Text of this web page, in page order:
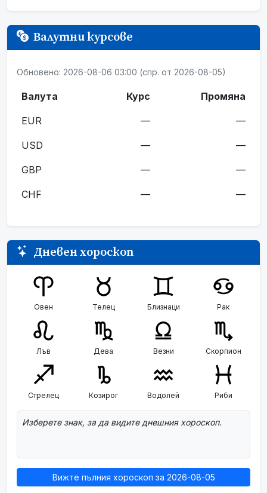
Валутни курсове
Валута Курс Промяна
EUR — —
USD — —
GBP — —
CHF — —
Обновено: 2026-08-06 03:00 (спр. от 2026-08-05)
Дневен хороскоп
Овен Телец Близнаци Рак
Лъв Дева Везни Скорпион
Стрелец Козирог Водолей Риби
Изберете знак, за да видите днешния хороскоп.
Вижте пълния хороскоп за 2026-08-05